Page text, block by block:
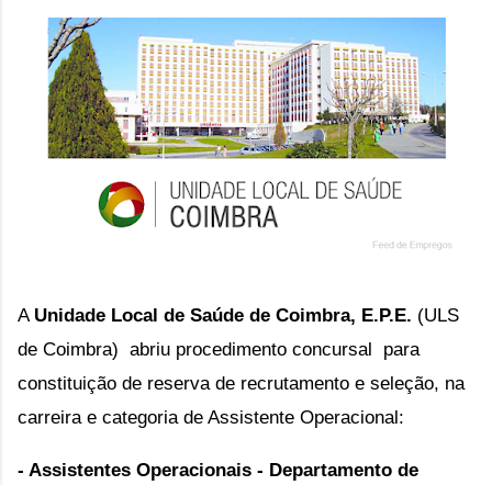
A Unidade Local de Saúde de Coimbra, E.P.E. (ULS
de Coimbra) abriu procedimento concursal para
constituição de reserva de recrutamento e seleção, na
carreira e categoria de Assistente Operacional:
- Assistentes Operacionais - Departamento de